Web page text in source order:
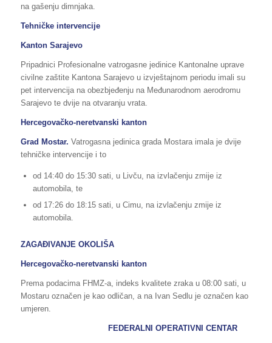
na gašenju dimnjaka.
Tehničke intervencije
Kanton Sarajevo
Pripadnici Profesionalne vatrogasne jedinice Kantonalne uprave
civilne zaštite Kantona Sarajevo u izvještajnom periodu imali su
pet intervencija na obezbjeđenju na Međunarodnom aerodromu
Sarajevo te dvije na otvaranju vrata.
Hercegovačko-neretvanski kanton
Grad Mostar. Vatrogasna jedinica grada Mostara imala je dvije
tehničke intervencije i to
od 14:40 do 15:30 sati, u Livču, na izvlačenju zmije iz
automobila, te
od 17:26 do 18:15 sati, u Cimu, na izvlačenju zmije iz
automobila.
ZAGAĐIVANJE OKOLIŠA
Hercegovačko-neretvanski kanton
Prema podacima FHMZ-a, indeks kvalitete zraka u 08:00 sati, u
Mostaru označen je kao odličan, a na Ivan Sedlu je označen kao
umjeren.
FEDERALNI OPERATIVNI CENTAR